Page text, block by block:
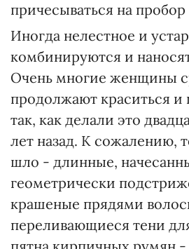
причесываться на пробор
Иногда нелестное и
комбинируются и
Очень многие женщины
продолжают краситься и
так, как делали это
лет назад. К сожалению,
шло - длинные,
геометрически
крашеные прядями
переливающиеся тени